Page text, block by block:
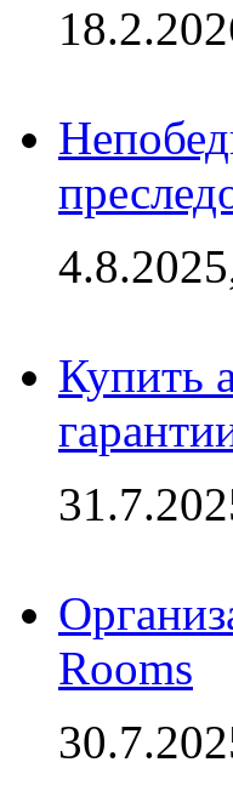
Купить
Rooms